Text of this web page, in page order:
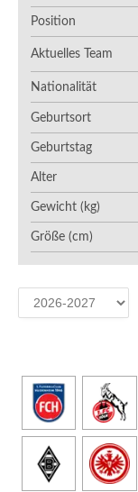
Position
Aktuelles Team
Nationalität
Geburtsort
Geburtstag
Alter
Gewicht (kg)
Größe (cm)